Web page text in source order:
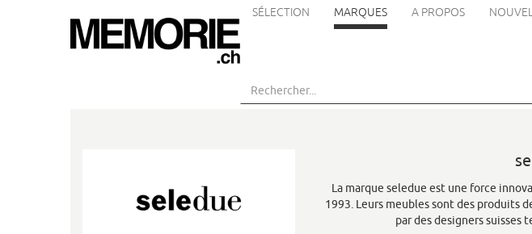
SÉLECTION MARQUES A PROPOS
La marque seledue est une force
1993. Leurs meubles sont des produits
par des designers suisses